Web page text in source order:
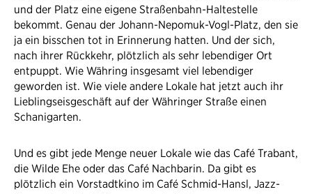
und der Platz eine eigene Straßenbahn-Haltestelle
bekommt. Genau der Johann-Nepomuk-Vogl-Platz, den sie
ja ein bisschen tot in Erinnerung hatten. Und der sich,
nach ihrer Rückkehr, plötzlich als sehr lebendiger Ort
entpuppt. Wie Währing insgesamt viel lebendiger
geworden ist. Wie viele andere Lokale hat jetzt auch ihr
Lieblingseisgeschäft auf der Währinger Straße einen
Schanigarten.
Und es gibt jede Menge neuer Lokale wie das Café Trabant,
die Wilde Ehe oder das Café Nachbarin. Da gibt es
plötzlich ein Vorstadtkino im Café Schmid-Hansl, Jazz-